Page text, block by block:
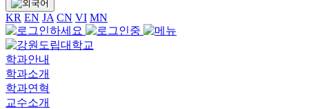
KR EN JA CN VI MN
학과안내
학과소개
학과연혁
교수소개